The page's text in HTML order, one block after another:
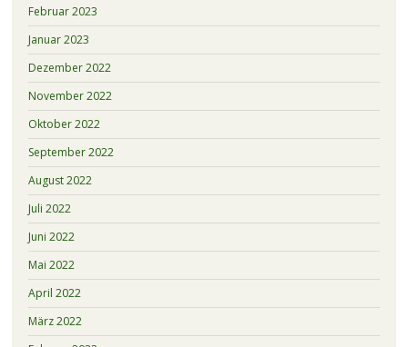
Februar 2023
Januar 2023
Dezember 2022
November 2022
Oktober 2022
September 2022
August 2022
Juli 2022
Juni 2022
Mai 2022
April 2022
März 2022